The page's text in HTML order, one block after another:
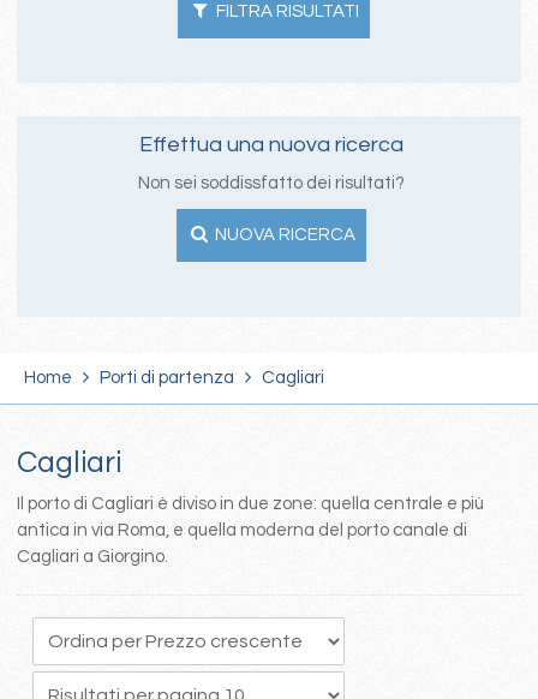
FILTRA RISULTATI
Effettua una nuova ricerca
Non sei soddissfatto dei risultati?
NUOVA RICERCA
Home Porti di partenza Cagliari
Cagliari
Il porto di Cagliari è diviso in due zone: quella centrale e più
antica in via Roma, e quella moderna del porto canale di
Cagliari a Giorgino.